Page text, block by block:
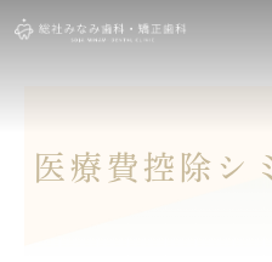
医療費控除シ